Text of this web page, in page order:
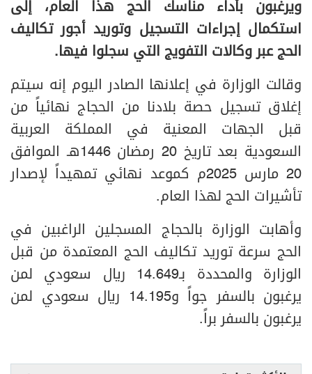
ويرغبون بأداء مناسك الحج هذا العام، إلى
استكمال إجراءات التسجيل وتوريد أجور تكاليف
الحج عبر وكالات التفويج التي سجلوا فيها.
وقالت الوزارة في إعلانها الصادر اليوم إنه سيتم
إغلاق تسجيل حصة بلادنا من الحجاج نهائياً من
قبل الجهات المعنية في المملكة العربية
السعودية بعد تاريخ 20 رمضان 1446هـ الموافق
20 مارس 2025م كموعد نهائي تمهيداً لإصدار
تأشيرات الحج لهذا العام.
وأهابت الوزارة بالحجاج المسجلين الراغبين في
الحج سرعة توريد تكاليف الحج المعتمدة من قبل
الوزارة والمحددة بـ14.649 ريال سعودي لمن
يرغبون بالسفر جواً و14.195 ريال سعودي لمن
يرغبون بالسفر براً.